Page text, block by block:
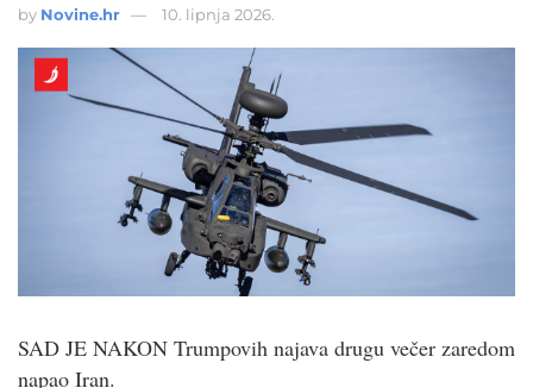
by Novine.hr 10. lipnja 2026.
SAD JE NAKON Trumpovih najava drugu večer zaredom
napao Iran.